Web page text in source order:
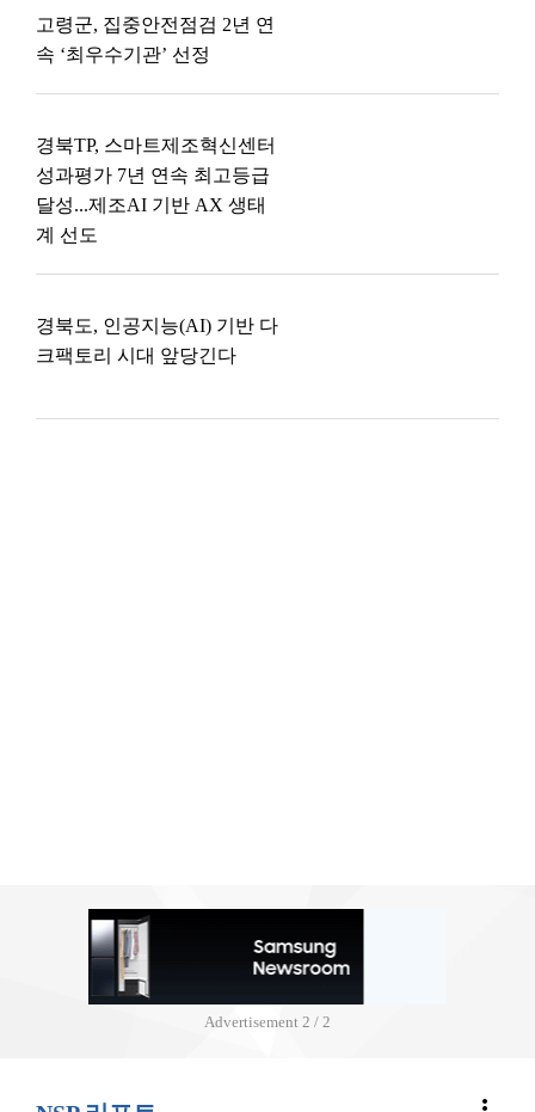
고령군, 집중안전점검 2년 연
속 ‘최우수기관’ 선정
경북TP, 스마트제조혁신센터
성과평가 7년 연속 최고등급
달성...제조AI 기반 AX 생태
계 선도
경북도, 인공지능(AI) 기반 다
크팩토리 시대 앞당긴다
Advertisement 2 / 2